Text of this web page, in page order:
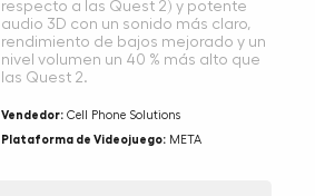
respecto a las Quest 2) y potente
audio 3D con un sonido más claro,
rendimiento de bajos mejorado y un
nivel volumen un 40 % más alto que
las Quest 2.
Vendedor: Cell Phone Solutions
Plataforma de Videojuego: META